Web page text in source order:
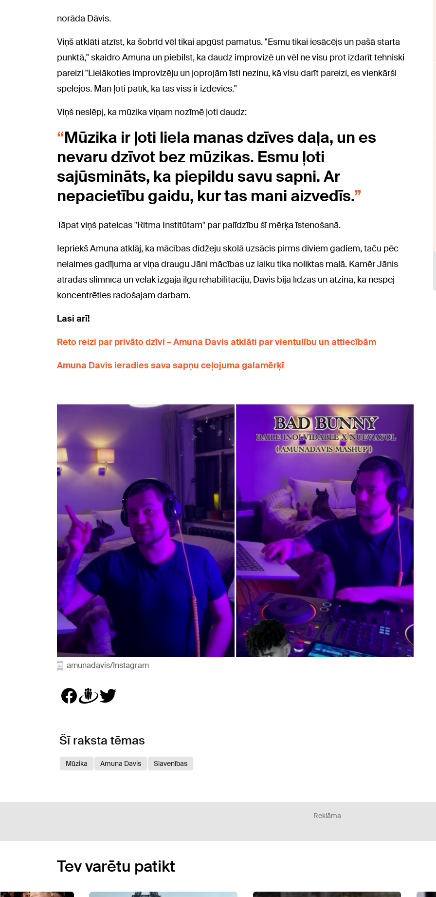
norāda Dāvis.
Viņš atklāti atzīst, ka šobrīd vēl tikai apgūst pamatus. "Esmu tikai iesācējs un pašā starta
punktā," skaidro Amuna un piebilst, ka daudz improvizē un vēl ne visu prot izdarīt tehniski
pareizi "Lielākoties improvizēju un joprojām īsti nezinu, kā visu darīt pareizi, es vienkārši
spēlējos. Man ļoti patīk, kā tas viss ir izdevies."
Viņš neslēpj, ka mūzika viņam nozīmē ļoti daudz:
Mūzika ir ļoti liela manas dzīves daļa, un es
nevaru dzīvot bez mūzikas. Esmu ļoti
sajūsmināts, ka piepildu savu sapni. Ar
nepacietību gaidu, kur tas mani aizvedīs.
Tāpat viņš pateicas "Ritma Institūtam" par palīdzību šī mērķa īstenošanā.
Iepriekš Amuna atklāj, ka mācības dīdžeju skolā uzsācis pirms diviem gadiem, taču pēc
nelaimes gadījuma ar viņa draugu Jāni mācības uz laiku tika noliktas malā. Kamēr Jānis
atradās slimnīcā un vēlāk izgāja ilgu rehabilitāciju, Dāvis bija līdzās un atzina, ka nespēj
koncentrēties radošajam darbam.
Lasi arī!
Reto reizi par privāto dzīvi – Amuna Davis atklāti par vientulību un attiecībām
Amuna Davis ieradies sava sapņu ceļojuma galamērķī
amunadavis/Instagram
Šī raksta tēmas
Mūzika Amuna Davis Slavenības
Reklāma
Tev varētu patikt